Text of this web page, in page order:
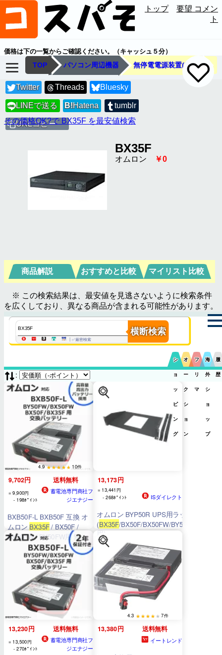
トップ
要望 コメン
ト
価格は下の一覧からご確認ください。（キャッシュ５分）
TOP パソコン周辺機器 無停電電源装置(UPS)
Twitter Threads Bluesky
LINE LINEで送る B!Hatena tumblr
URLコピー
その価格OK?で BX35F を最安値検索
BX35F
オムロン ￥0
商品解説 おすすめと比較 マイリスト比較
※ この検索結果は、最安値を見逃さないように検索条件
を広くしており、異なる商品が含まれる可能性があります。